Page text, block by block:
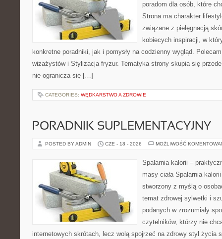
poradom dla osób, które
Strona ma charakter
związane z pielęgnacją
kobiecych inspiracji, w
konkretne poradniki, jak i pomysły na codzienny wygląd.
wizażystów i Stylizacja fryzur. Tematyka strony skupia się
nie ogranicza się […]
CATEGORIES: WĘDKARSTWO A ZDROWIE
PORADNIK SUPLEMENTACYJNY
POSTED BY ADMIN CZE - 18 - 2026 MOŻLIWOŚĆ
Spalarnia kalorii –
masy ciała Spalarnia
stworzony z myślą o
temat zdrowej sylwetki i
podanych w zrozumiały
czytelników, którzy nie
internetowych skrótach, lecz wolą spojrzeć na zdrowy styl życia